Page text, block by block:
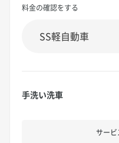
料金の確認をする
手洗い洗車
サー